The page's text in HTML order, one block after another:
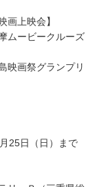
上映会】
ービークルーズ
画祭グランプリ
日（日）まで